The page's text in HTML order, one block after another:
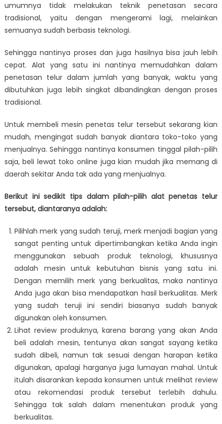
umumnya tidak melakukan teknik penetasan secara
tradisional, yaitu dengan mengerami lagi, melainkan
semuanya sudah berbasis teknologi.
Sehingga nantinya proses dan juga hasilnya bisa jauh lebih
cepat. Alat yang satu ini nantinya memudahkan dalam
penetasan telur dalam jumlah yang banyak, waktu yang
dibutuhkan juga lebih singkat dibandingkan dengan proses
tradisional.
Untuk membeli mesin penetas telur tersebut sekarang kian
mudah, mengingat sudah banyak diantara toko-toko yang
menjualnya. Sehingga nantinya konsumen tinggal pilah-pilih
saja, beli lewat toko online juga kian mudah jika memang di
daerah sekitar Anda tak ada yang menjualnya.
Berikut ini sedikit tips dalam pilah-pilih alat penetas telur
tersebut, diantaranya adalah:
Pilihlah merk yang sudah teruji, merk menjadi bagian yang
sangat penting untuk dipertimbangkan ketika Anda ingin
menggunakan sebuah produk teknologi, khususnya
adalah mesin untuk kebutuhan bisnis yang satu ini.
Dengan memilih merk yang berkualitas, maka nantinya
Anda juga akan bisa mendapatkan hasil berkualitas. Merk
yang sudah teruji ini sendiri biasanya sudah banyak
digunakan oleh konsumen.
Lihat review produknya, karena barang yang akan Anda
beli adalah mesin, tentunya akan sangat sayang ketika
sudah dibeli, namun tak sesuai dengan harapan ketika
digunakan, apalagi harganya juga lumayan mahal. Untuk
itulah disarankan kepada konsumen untuk melihat review
atau rekomendasi produk tersebut terlebih dahulu.
Sehingga tak salah dalam menentukan produk yang
berkualitas.